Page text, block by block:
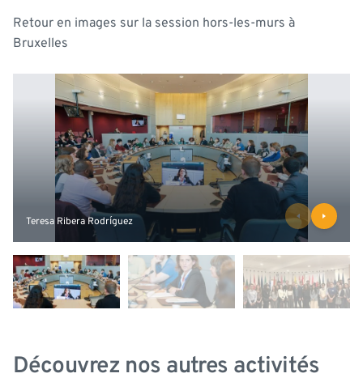
Retour en images sur la session hors-les-murs à
Bruxelles
Teresa Ribera Rodríguez
Découvrez nos autres activités